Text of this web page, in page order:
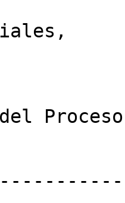
del